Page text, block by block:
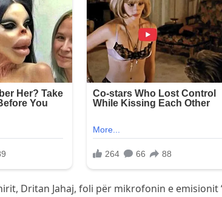
Dritan Jahaj, foli për mikrofonin e emisionit